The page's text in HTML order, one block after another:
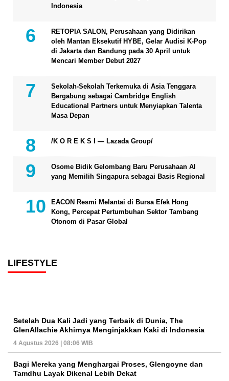
Indonesia
RETOPIA SALON, Perusahaan yang Didirikan
oleh Mantan Eksekutif HYBE, Gelar Audisi K-Pop
di Jakarta dan Bandung pada 30 April untuk
Mencari Member Debut 2027
Sekolah-Sekolah Terkemuka di Asia Tenggara
Bergabung sebagai Cambridge English
Educational Partners untuk Menyiapkan Talenta
Masa Depan
/K O R E K S I — Lazada Group/
Osome Bidik Gelombang Baru Perusahaan AI
yang Memilih Singapura sebagai Basis Regional
EACON Resmi Melantai di Bursa Efek Hong
Kong, Percepat Pertumbuhan Sektor Tambang
Otonom di Pasar Global
LIFESTYLE
Setelah Dua Kali Jadi yang Terbaik di Dunia, The
GlenAllachie Akhirnya Menginjakkan Kaki di Indonesia
4 Agustus 2026 | 08:06 WIB
Bagi Mereka yang Menghargai Proses, Glengoyne dan
Tamdhu Layak Dikenal Lebih Dekat